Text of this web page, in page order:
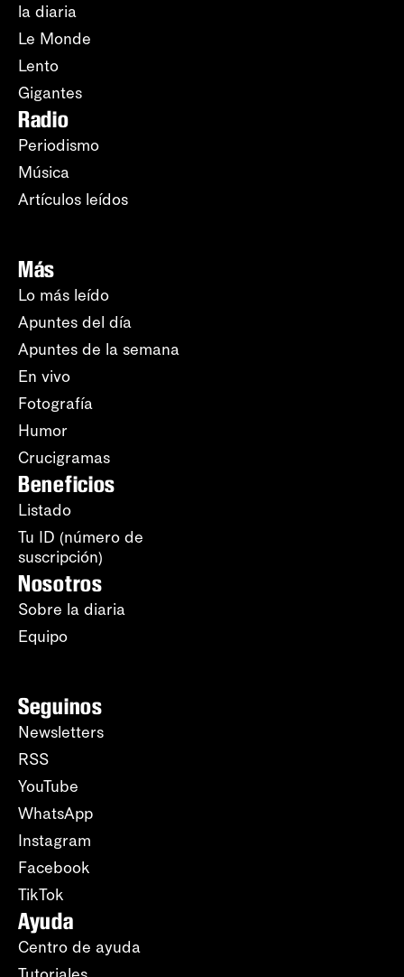
la diaria
Le Monde
Lento
Gigantes
Radio
Periodismo
Música
Artículos leídos
Más
Lo más leído
Apuntes del día
Apuntes de la semana
En vivo
Fotografía
Humor
Crucigramas
Beneficios
Listado
Tu ID (número de
suscripción)
Nosotros
Sobre la diaria
Equipo
Seguinos
Newsletters
RSS
YouTube
WhatsApp
Instagram
Facebook
TikTok
Ayuda
Centro de ayuda